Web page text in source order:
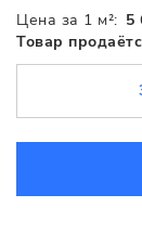
Цена за 1 м²: 5
Товар